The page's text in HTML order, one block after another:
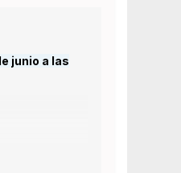
junio a las